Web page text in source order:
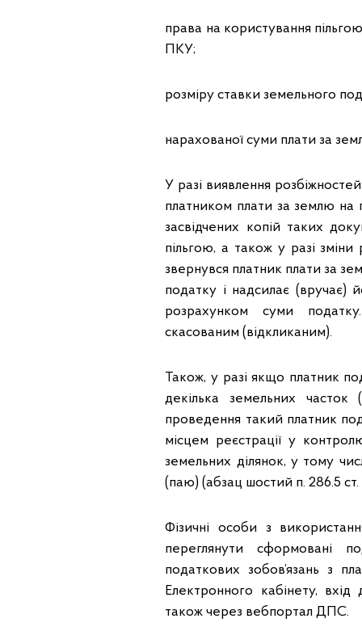
права на користування
ПКУ;
розміру ставки земельного
нарахованої суми плати за
У разі виявлення
платником плати за землю на
засвідчених копій таких
пільгою, а також у разі
звернувся платник плати за
податку і надсилає (вручає)
розрахунком суми
скасованим
Також, у разі якщо платник
декілька земельних
проведення такий платник
місцем реєстрації у
земельних ділянок, у тому
(паю) (абзац шостий п. 286.5
Фізичні особи з
переглянути сформовані
податкових зобов’язань з
Електронного кабінету,
також через вебпортал ДПС.